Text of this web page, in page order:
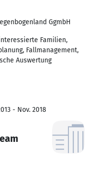
GgmbH
Familien,
Fallmanagement,
Auswertung
- Nov. 2018